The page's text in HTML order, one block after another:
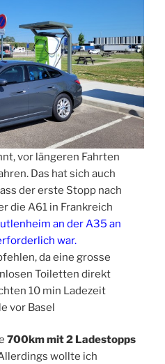
vor längeren Fahrten
Das hat sich auch
der erste Stopp nach
die A61 in Frankreich
an der A35 an
war.
da eine grosse
Toiletten direkt
10 min Ladezeit
vor Basel
700km mit 2 Ladestopps
wollte ich